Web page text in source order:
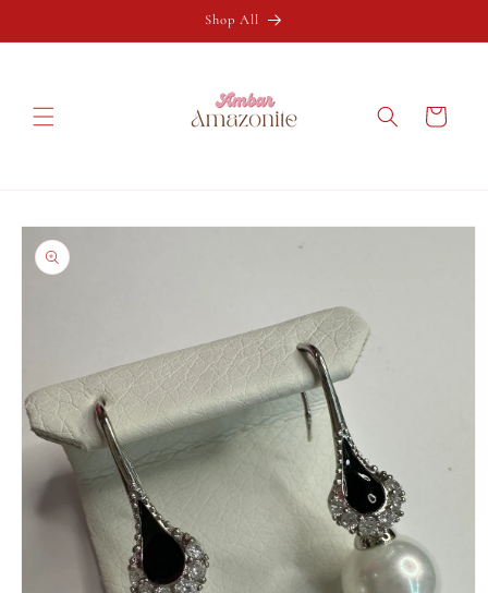
al contenido
Shop All
Carrito
directamente
a la
información
del producto